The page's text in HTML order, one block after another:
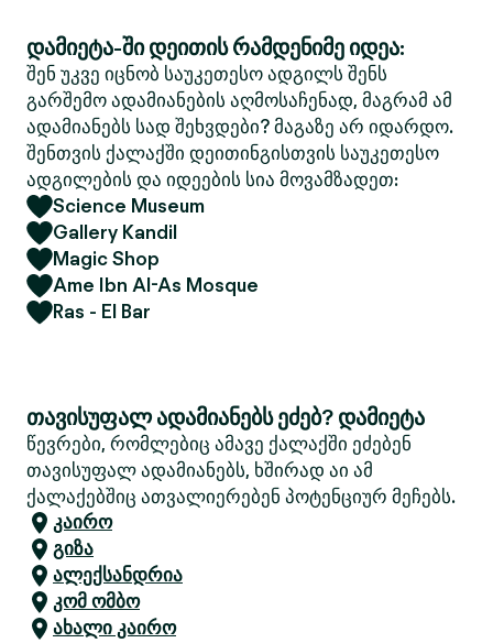
დამიეტა-ში დეითის რამდენიმე იდეა:
შენ უკვე იცნობ საუკეთესო ადგილს შენს
გარშემო ადამიანების აღმოსაჩენად, მაგრამ ამ
ადამიანებს სად შეხვდები? მაგაზე არ იდარდო.
შენთვის ქალაქში დეითინგისთვის საუკეთესო
ადგილების და იდეების სია მოვამზადეთ:
Science Museum
Gallery Kandil
Magic Shop
Ame Ibn Al-As Mosque
Ras - El Bar
თავისუფალ ადამიანებს ეძებ? დამიეტა
წევრები, რომლებიც ამავე ქალაქში ეძებენ
თავისუფალ ადამიანებს, ხშირად აი ამ
ქალაქებშიც ათვალიერებენ პოტენციურ მეჩებს.
კაირო
გიზა
ალექსანდრია
კომ ომბო
ახალი კაირო